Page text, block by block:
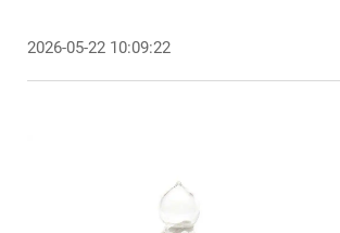
2026-05-22 10:09:22